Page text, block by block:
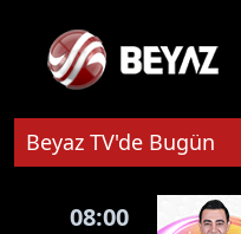
Beyaz TV'de Bugün
08:00